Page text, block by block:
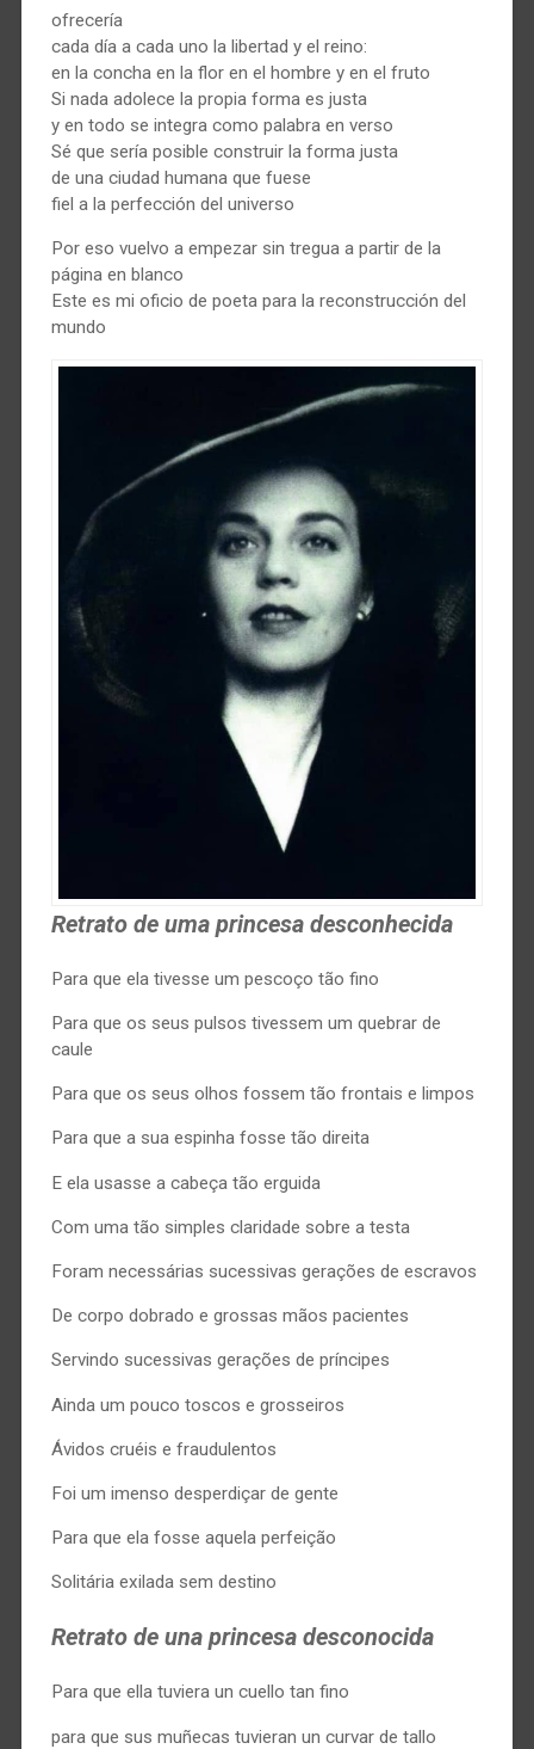
ofrecería
cada día a cada uno la libertad y el reino:
en la concha en la flor en el hombre y en el fruto
Si nada adolece la propia forma es justa
y en todo se integra como palabra en verso
Sé que sería posible construir la forma justa
de una ciudad humana que fuese
fiel a la perfección del universo
Por eso vuelvo a empezar sin tregua a partir de la
página en blanco
Este es mi oficio de poeta para la reconstrucción del
mundo
Retrato de uma princesa desconhecida
Para que ela tivesse um pescoço tão fino
Para que os seus pulsos tivessem um quebrar de
caule
Para que os seus olhos fossem tão frontais e limpos
Para que a sua espinha fosse tão direita
E ela usasse a cabeça tão erguida
Com uma tão simples claridade sobre a testa
Foram necessárias sucessivas gerações de escravos
De corpo dobrado e grossas mãos pacientes
Servindo sucessivas gerações de príncipes
Ainda um pouco toscos e grosseiros
Ávidos cruéis e fraudulentos
Foi um imenso desperdiçar de gente
Para que ela fosse aquela perfeição
Solitária exilada sem destino
Retrato de una princesa desconocida
Para que ella tuviera un cuello tan fino
para que sus muñecas tuvieran un curvar de tallo